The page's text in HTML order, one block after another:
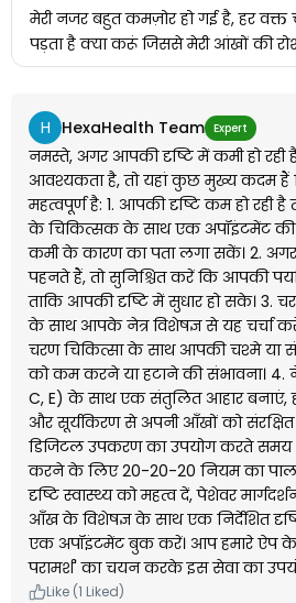
मेरी नजर बहुत कमज़ोर हो गई है, हर
पड़ता है क्या करूं जिससे मेरी आंखों की
H HexaHealth Team Expert
नमस्ते, अगर आपकी दृष्टि में कमी हो
आवश्यकता है, तो यहां कुछ मुख्य कदम हैं
महत्वपूर्ण है: 1. आपकी दृष्टि कम हो रही है
के चिकित्सक के साथ एक अपॉइंटमेंट की
कमी के कारण का पता लगा सकें। 2.
पहनते हैं, तो सुनिश्चित करें कि आपकी
ताकि आपकी दृष्टि में सुधार हो सके। 3.
के साथ आपके नेत्र विशेषज्ञ से यह चर्चा
चरण चिकित्सा के साथ आपकी चश्मे या
को कम करने या हटाने की संभावना। 4.
C, E) के साथ एक संतुलित आहार बनाएं,
और सूर्यकिरण से अपनी आँखों को
डिजिटल उपकरण का उपयोग करते
करने के लिए 20-20-20 नियम का
दृष्टि स्वास्थ्य को महत्व दें, पेशेवर
आँख के विशेषज्ञ के साथ एक निर्देशित
एक अपॉइंटमेंट बुक करें। आप हमारे ऐप के
परामर्श' का चयन करके इस सेवा का
Like (1 Liked)